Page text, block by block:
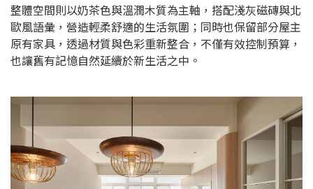
整體空間則以奶茶色與溫潤木質為主軸，搭配淺灰磁磚與北
歐風語彙，營造輕柔舒適的生活氛圍；同時也保留部分屋主
原有家具，透過材質與色彩重新整合，不僅有效控制預算，
也讓舊有記憶自然延續於新生活之中。